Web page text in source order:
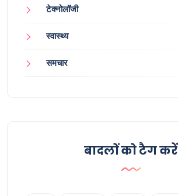
टेक्नोलॉजी
स्वास्थ्य
समचार
बादलों को टैग करें